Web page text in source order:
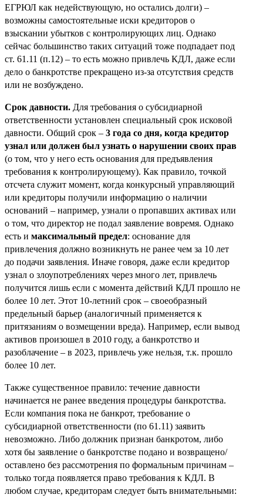
ЕГРЮЛ как недействующую, но остались долги) –
возможны самостоятельные иски кредиторов о
взыскании убытков с контролирующих лиц. Однако
сейчас большинство таких ситуаций тоже подпадает под
ст. 61.11 (п.12) – то есть можно привлечь КДЛ, даже если
дело о банкротстве прекращено из-за отсутствия средств
или не возбуждено.
Срок давности. Для требования о субсидиарной
ответственности установлен специальный срок исковой
давности. Общий срок – 3 года со дня, когда кредитор
узнал или должен был узнать о нарушении своих прав
(о том, что у него есть основания для предъявления
требования к контролирующему). Как правило, точкой
отсчета служит момент, когда конкурсный управляющий
или кредиторы получили информацию о наличии
оснований – например, узнали о пропавших активах или
о том, что директор не подал заявление вовремя. Однако
есть и максимальный предел: основание для
привлечения должно возникнуть не ранее чем за 10 лет
до подачи заявления. Иначе говоря, даже если кредитор
узнал о злоупотреблениях через много лет, привлечь
получится лишь если с момента действий КДЛ прошло не
более 10 лет. Этот 10-летний срок – своеобразный
предельный барьер (аналогичный применяется к
притязаниям о возмещении вреда). Например, если вывод
активов произошел в 2010 году, а банкротство и
разоблачение – в 2023, привлечь уже нельзя, т.к. прошло
более 10 лет.
Также существенное правило: течение давности
начинается не ранее введения процедуры банкротства.
Если компания пока не банкрот, требование о
субсидиарной ответственности (по 61.11) заявить
невозможно. Либо должник признан банкротом, либо
хотя бы заявление о банкротстве подано и возвращено/
оставлено без рассмотрения по формальным причинам –
только тогда появляется право требования к КДЛ. В
любом случае, кредиторам следует быть внимательными: